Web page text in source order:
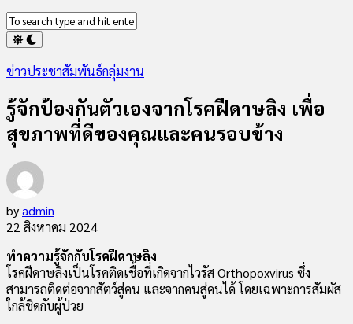
ข่าวประชาสัมพันธ์กลุ่มงาน
รู้จักป้องกันตัวเองจากโรคฝีดาษลิง เพื่อ
สุขภาพที่ดีของคุณและคนรอบข้าง
byadmin
22 สิงหาคม 2024
ทำความรู้จักกับโรคฝีดาษลิง
โรคฝีดาษลิงเป็นโรคติดเชื้อที่เกิดจากไวรัส Orthopoxvirus ซึ่ง
สามารถติดต่อจากสัตว์สู่คน และจากคนสู่คนได้ โดยเฉพาะการสัมผัส
ใกล้ชิดกับผู้ป่วย